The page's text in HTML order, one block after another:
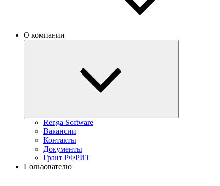
О компании
Renga Software
Вакансии
Контакты
Документы
Грант РФРИТ
Пользователю